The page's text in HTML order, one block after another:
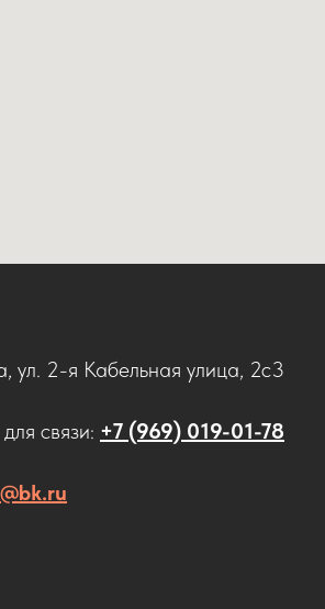
ул. 2-я Кабельная улица, 2с3
связи: +7 (969) 019-01-78